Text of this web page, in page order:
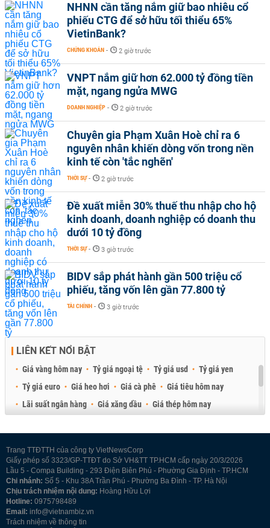
NHNN cần tăng nắm giữ bao nhiêu cổ
phiếu CTG để sở hữu tối thiểu 65%
VietinBank?
CHỨNG KHOÁN - 2 giờ trước
VNPT nắm giữ hơn 62.000 tỷ đồng tiền
mặt, ngang ngửa MWG
DOANH NGHIỆP - 2 giờ trước
Chuyên gia Phạm Xuân Hoè chỉ ra 6
nguyên nhân khiến dòng vốn trong nền
kinh tế còn 'tắc nghẽn'
THỜI SỰ - 2 giờ trước
Đề xuất miễn 30% thuế thu nhập cho hộ
kinh doanh, doanh nghiệp có doanh thu
dưới 10 tỷ đồng
THỜI SỰ - 3 giờ trước
BIDV sắp phát hành gần 500 triệu cổ
phiếu, tăng vốn lên gần 77.800 tỷ
TÀI CHÍNH - 3 giờ trước
LIÊN KẾT NỔI BẬT
Giá vàng hôm nay Tỷ giá ngoại tệ Tỷ giá usd
Tỷ giá yen
Tỷ giá euro
Giá heo hơi Giá cà phê
Giá tiêu hôm nay
Lãi suất ngân hàng
Giá xăng dầu
Giá thép hôm nay
Trang TTĐTTH của công ty VietNewsCorp
Giấy phép số 3323/GP-TTĐT do Sở VH&TT TP.HCM cấp ngày 20/3/2026
Lầu 5 - Compa Building - 293 Điện Biên Phủ - Phường Gia Định - TP.HCM
Chi nhánh: Số 5 - Khu 38A Trần Phú - Phường Ba Đình - TP. Hà Nội
Chịu trách nhiệm nội dung: Hoàng Hữu Lợi
Hotline: 0975798489
Email: info@vietnambiz.vn
Trách nhiệm về thông tin